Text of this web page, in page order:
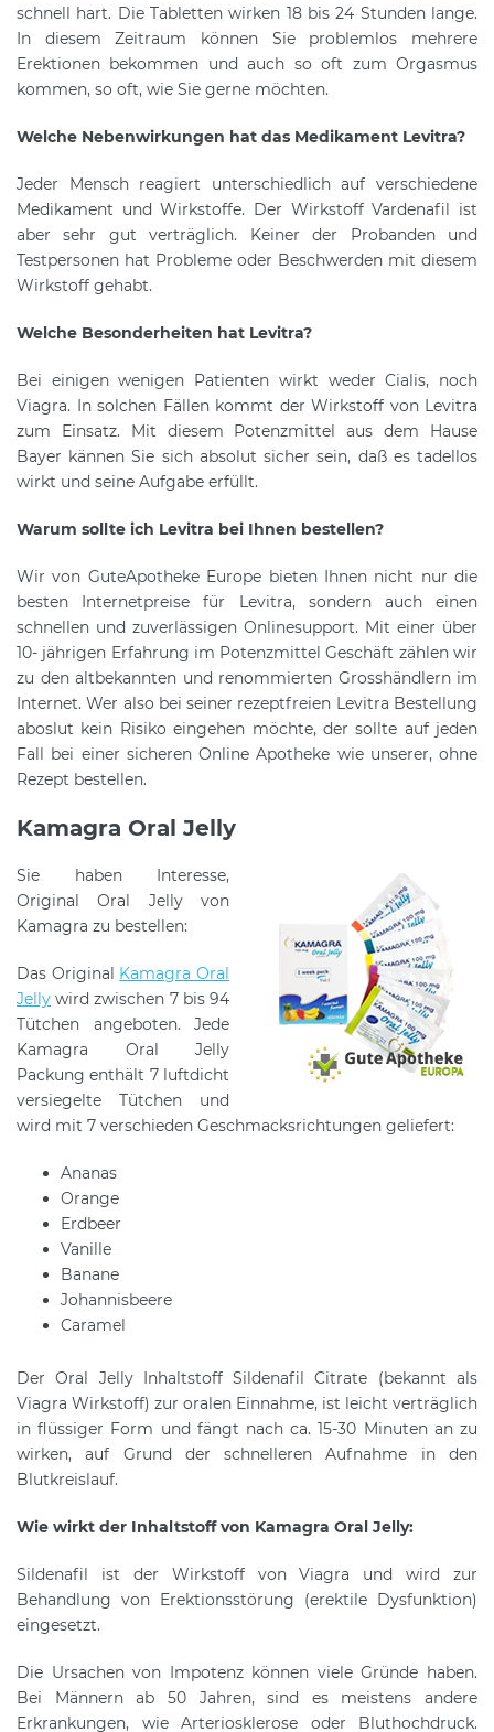
schnell hart. Die Tabletten wirken 18 bis 24 Stunden lange.
In diesem Zeitraum können Sie problemlos mehrere
Erektionen bekommen und auch so oft zum Orgasmus
kommen, so oft, wie Sie gerne möchten.
Welche Nebenwirkungen hat das Medikament Levitra?
Jeder Mensch reagiert unterschiedlich auf verschiedene
Medikament und Wirkstoffe. Der Wirkstoff Vardenafil ist
aber sehr gut verträglich. Keiner der Probanden und
Testpersonen hat Probleme oder Beschwerden mit diesem
Wirkstoff gehabt.
Welche Besonderheiten hat Levitra?
Bei einigen wenigen Patienten wirkt weder Cialis, noch
Viagra. In solchen Fällen kommt der Wirkstoff von Levitra
zum Einsatz. Mit diesem Potenzmittel aus dem Hause
Bayer kännen Sie sich absolut sicher sein, daß es tadellos
wirkt und seine Aufgabe erfüllt.
Warum sollte ich Levitra bei Ihnen bestellen?
Wir von GuteApotheke Europe bieten Ihnen nicht nur die
besten Internetpreise für Levitra, sondern auch einen
schnellen und zuverlässigen Onlinesupport. Mit einer über
10- jährigen Erfahrung im Potenzmittel Geschäft zählen wir
zu den altbekannten und renommierten Grosshändlern im
Internet. Wer also bei seiner rezeptfreien Levitra Bestellung
aboslut kein Risiko eingehen möchte, der sollte auf jeden
Fall bei einer sicheren Online Apotheke wie unserer, ohne
Rezept bestellen.
Kamagra Oral Jelly
Sie haben Interesse,
Original Oral Jelly von
Kamagra zu bestellen:
Das Original Kamagra Oral
Jelly wird zwischen 7 bis 94
Tütchen angeboten. Jede
Kamagra Oral Jelly
Packung enthält 7 luftdicht
versiegelte Tütchen und
wird mit 7 verschieden Geschmacksrichtungen geliefert:
Ananas
Orange
Erdbeer
Vanille
Banane
Johannisbeere
Caramel
Der Oral Jelly Inhaltstoff Sildenafil Citrate (bekannt als
Viagra Wirkstoff) zur oralen Einnahme, ist leicht verträglich
in flüssiger Form und fängt nach ca. 15-30 Minuten an zu
wirken, auf Grund der schnelleren Aufnahme in den
Blutkreislauf.
Wie wirkt der Inhaltstoff von Kamagra Oral Jelly:
Sildenafil ist der Wirkstoff von Viagra und wird zur
Behandlung von Erektionsstörung (erektile Dysfunktion)
eingesetzt.
Die Ursachen von Impotenz können viele Gründe haben.
Bei Männern ab 50 Jahren, sind es meistens andere
Erkrankungen, wie Arteriosklerose oder Bluthochdruck.